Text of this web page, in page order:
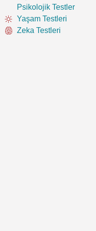
Psikolojik Testler
Yaşam Testleri
Zeka Testleri